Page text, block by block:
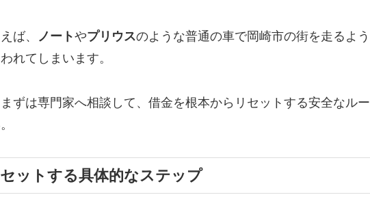
ば、 ノートやプリウスのような普通の車で岡崎市の街を走るよう
れてしまいます。
ずは専門家へ相談して、借金を根本からリセットする安全なルー
ットする具体的なステップ